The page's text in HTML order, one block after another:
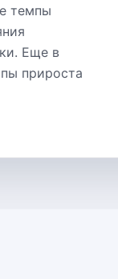
темпы
Еще в
прироста